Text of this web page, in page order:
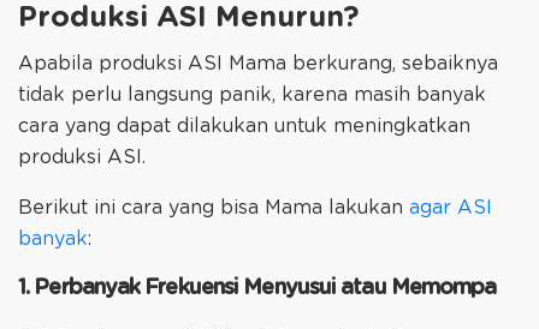
Produksi ASI Menurun?
Apabila produksi ASI Mama berkurang, sebaiknya
tidak perlu langsung panik, karena masih banyak
cara yang dapat dilakukan untuk meningkatkan
produksi ASI.
Berikut ini cara yang bisa Mama lakukan agar ASI
banyak:
1. Perbanyak Frekuensi Menyusui atau Memompa